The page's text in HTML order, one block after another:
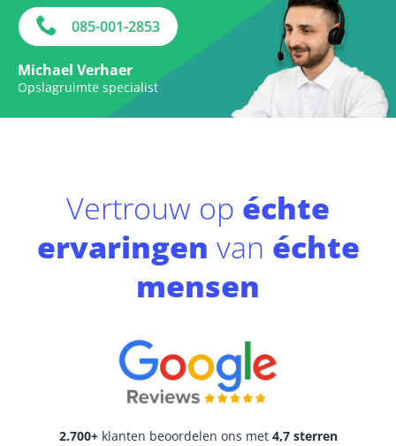
085-001-2853
Michael Verhaer
Opslagruimte specialist
Vertrouw op échte
ervaringen van échte
mensen
2.700+klanten beoordelen ons met 4,7 sterren